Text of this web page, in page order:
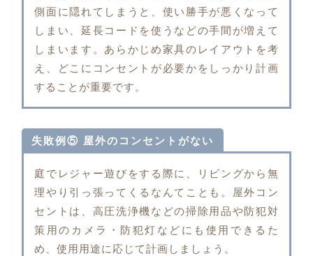
側面に隠れてしまうと、使い勝手が悪くなって
しまい、延長コードを使うなどの手間が増えて
しまいます。あらかじめ家具のレイアウトを考
え、どこにコンセントが必要かをしっかり計画
することが重要です。
失敗例⑤ 屋外のコンセントがない
庭でレジャー遊びをする際に、リビングから無
理やり引っ張ってくるなんてことも。屋外コン
セントは、高圧洗浄機などの掃除用品や防犯対
策用のカメラ・防犯灯などにも使用できるた
め、使用用途に応じて計画しましょう。